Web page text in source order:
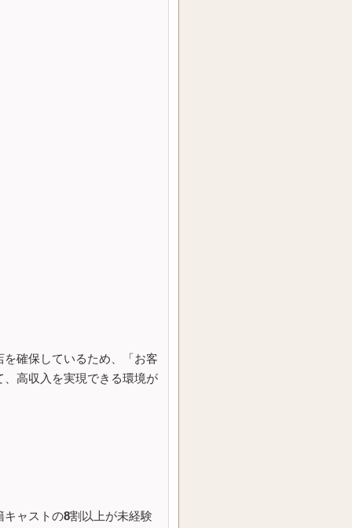
確保しているため、「お客
高収入を実現できる環境が
キャストの8割以上が未経験